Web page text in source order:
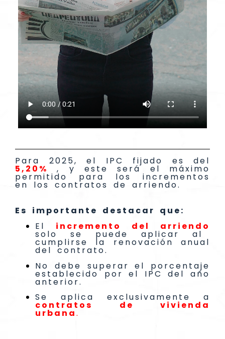
Para 2025, el IPC fijado es del
5,20% , y este será el máximo
permitido para los incrementos
en los contratos de arriendo.
Es importante destacar que:
El incremento del arriendo
solo se puede aplicar al
cumplirse la renovación anual
del contrato.
No debe superar el porcentaje
establecido por el IPC del año
anterior.
Se aplica exclusivamente a
contratos de vivienda
urbana.